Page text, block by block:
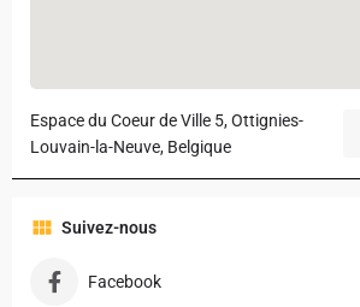
Espace du Coeur de Ville 5, Ottignies-
Louvain-la-Neuve, Belgique
Suivez-nous
Facebook